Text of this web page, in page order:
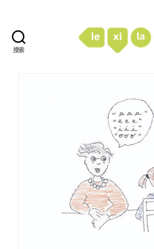
搜索